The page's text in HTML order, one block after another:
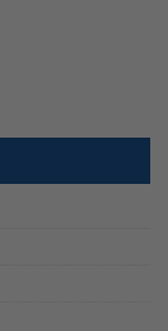
€.